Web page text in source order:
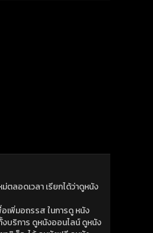
ลอดเวลา เรียกได้ว่าดูหนัง
เพิ่มอถรรส ในการดู หนัง
งบริการ ดูหนังออนไลน์ ดูหนัง